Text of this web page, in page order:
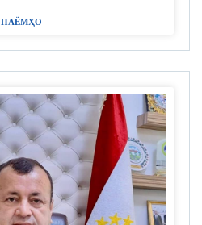
ПАЁМҲО